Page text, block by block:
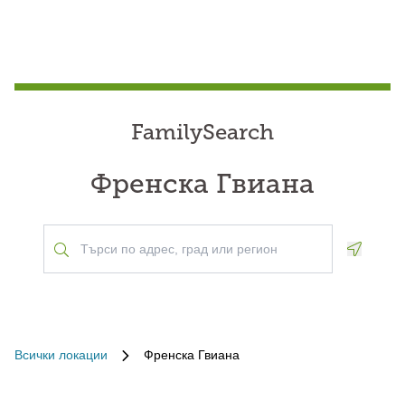
FamilySearch
Френска Гвиана
Всички локации Френска Гвиана